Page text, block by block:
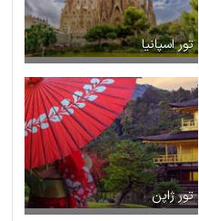
تور اسپانیا
تور ژاپن